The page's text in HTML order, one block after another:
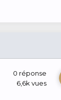
0 réponse
6,6k vues